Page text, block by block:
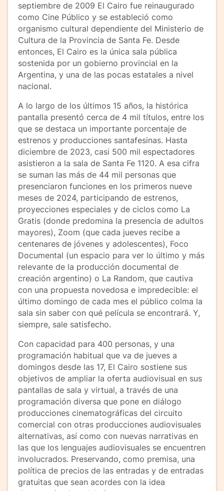
septiembre de 2009 El Cairo fue reinaugurado
como Cine Público y se estableció como
organismo cultural dependiente del Ministerio de
Cultura de la Provincia de Santa Fe. Desde
entonces, El Cairo es la única sala pública
sostenida por un gobierno provincial en la
Argentina, y una de las pocas estatales a nivel
nacional.
A lo largo de los últimos 15 años, la histórica
pantalla presentó cerca de 4 mil títulos, entre los
que se destaca un importante porcentaje de
estrenos y producciones santafesinas. Hasta
diciembre de 2023, casi 500 mil espectadores
asistieron a la sala de Santa Fe 1120. A esa cifra
se suman las más de 44 mil personas que
presenciaron funciones en los primeros nueve
meses de 2024, participando de estrenos,
proyecciones especiales y de ciclos como La
Gratis (donde predomina la presencia de adultos
mayores), Zoom (que cada jueves recibe a
centenares de jóvenes y adolescentes), Foco
Documental (un espacio para ver lo último y más
relevante de la producción documental de
creación argentino) o La Random, que cautiva
con una propuesta novedosa e impredecible: el
último domingo de cada mes el público colma la
sala sin saber con qué película se encontrará. Y,
siempre, sale satisfecho.
Con capacidad para 400 personas, y una
programación habitual que va de jueves a
domingos desde las 17, El Cairo sostiene sus
objetivos de ampliar la oferta audiovisual en sus
pantallas de sala y virtual, a través de una
programación diversa que pone en diálogo
producciones cinematográficas del circuito
comercial con otras producciones audiovisuales
alternativas, así como con nuevas narrativas en
las que los lenguajes audiovisuales se encuentren
involucrados. Preservando, como premisa, una
política de precios de las entradas y de entradas
gratuitas que sean acordes con la idea